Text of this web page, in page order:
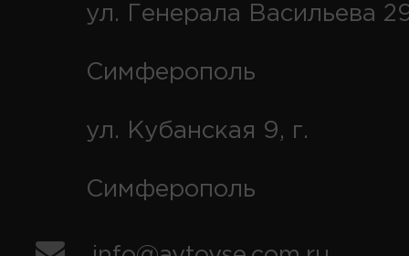
ул. Генерала Васильева
Симферополь
ул. Кубанская 9, г.
Симферополь